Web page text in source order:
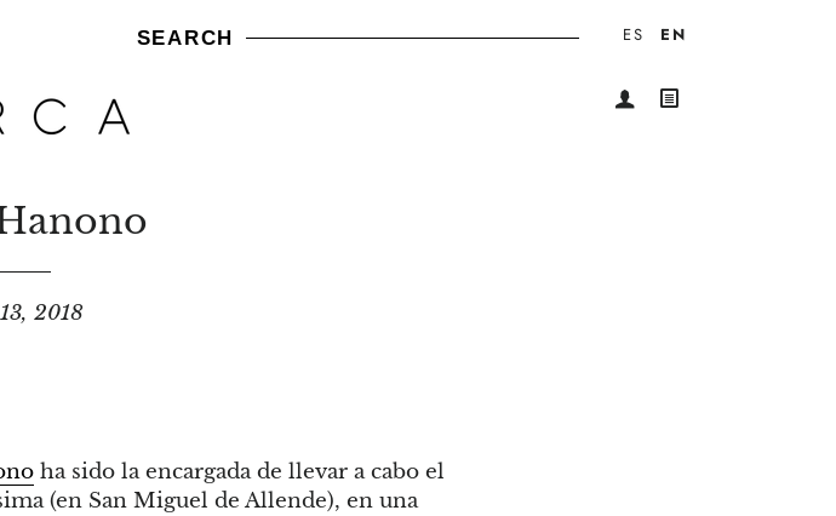
ENTER
SEARCH ES EN
2018
ha sido la encargada de llevar a cabo el
(en San Miguel de Allende), en una